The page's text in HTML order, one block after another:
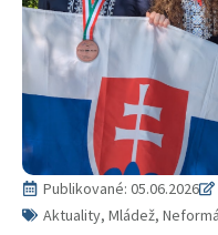
Publikované: 05.06.2026
Aktuality, Mládež,